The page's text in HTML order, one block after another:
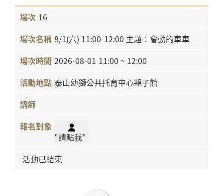
16
8/1(六) 11:00-12:00 主題：會動的車車
2026-08-01 11:00 ~ 12:00
泰山幼獅公共托育中心親子館
"請點我"
活動已結束